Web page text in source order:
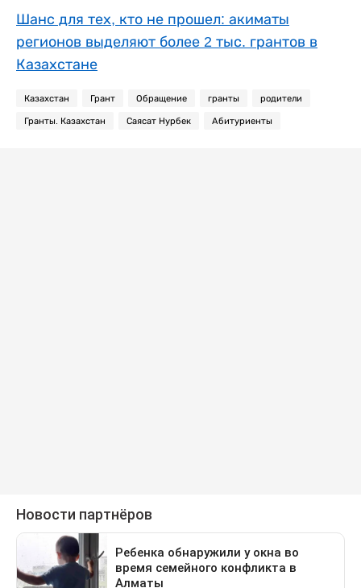
Шанс для тех, кто не прошел: акиматы
регионов выделяют более 2 тыс. грантов в
Казахстане
Казахстан Грант Обращение гранты родители
Гранты. Казахстан Саясат Нурбек Абитуриенты